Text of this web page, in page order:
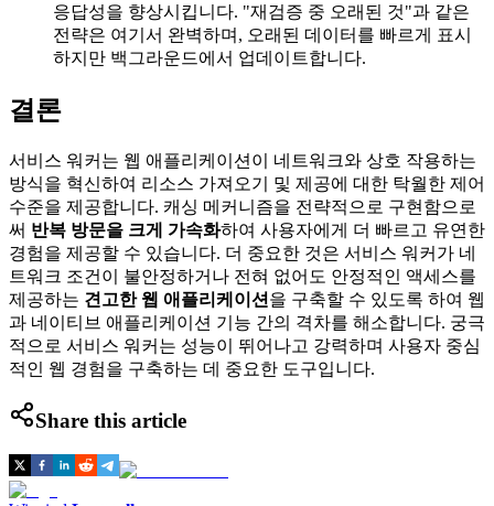
응답성을 향상시킵니다. "재검증 중 오래된 것"과 같은
전략은 여기서 완벽하며, 오래된 데이터를 빠르게 표시
하지만 백그라운드에서 업데이트합니다.
결론
서비스 워커는 웹 애플리케이션이 네트워크와 상호 작용하는
방식을 혁신하여 리소스 가져오기 및 제공에 대한 탁월한 제어
수준을 제공합니다. 캐싱 메커니즘을 전략적으로 구현함으로
써 반복 방문을 크게 가속화하여 사용자에게 더 빠르고 유연한
경험을 제공할 수 있습니다. 더 중요한 것은 서비스 워커가 네
트워크 조건이 불안정하거나 전혀 없어도 안정적인 액세스를
제공하는 견고한 웹 애플리케이션 을 구축할 수 있도록 하여 웹
과 네이티브 애플리케이션 기능 간의 격차를 해소합니다. 궁극
적으로 서비스 워커는 성능이 뛰어나고 강력하며 사용자 중심
적인 웹 경험을 구축하는 데 중요한 도구입니다.
Share this article